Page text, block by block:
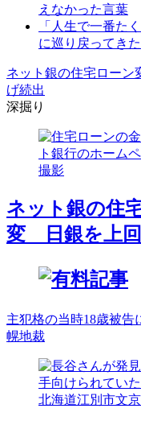
えなかった言葉
「人生で一番た
に巡り戻ってきた
ネット銀の住宅ロー
げ続出
深掘り
ネット銀の住
変 日銀を上
主犯格の当時18歳被
幌地裁